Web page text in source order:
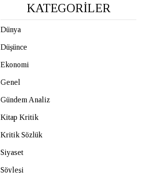
KATEGORİLER
Dünya
Düşünce
Ekonomi
Genel
Gündem Analiz
Kitap Kritik
Kritik Sözlük
Siyaset
Söyleşi